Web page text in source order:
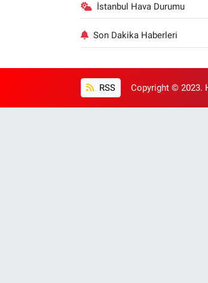
İstanbul Hava Durumu
Son Dakika Haberleri
RSS Copyright © 2023.